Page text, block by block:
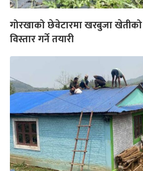
गोरखाको छेवेटारमा खरबुजा
विस्तार गर्ने तयारी